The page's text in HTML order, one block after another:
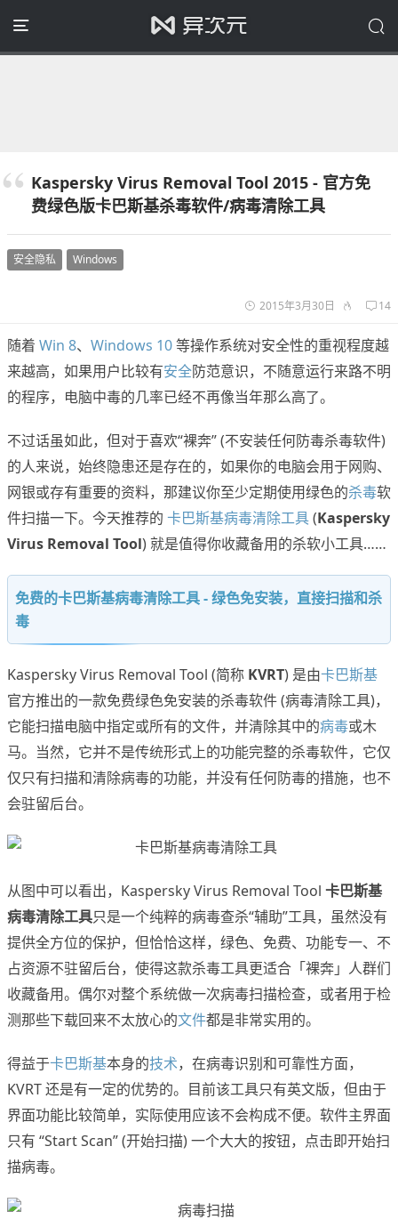
Kaspersky Virus Removal Tool 2015 - 官方免
费绿色版卡巴斯基杀毒软件/病毒清除工具
安全隐私 Windows
2015年3月30日 14
随着 Win 8、 Windows 10等操作系统对安全性的重视程度越
来越高，如果用户比较有安全防范意识，不随意运行来路不明
的程序，电脑中毒的几率已经不再像当年那么高了。
不过话虽如此，但对于喜欢“裸奔” (不安装任何防毒杀毒软件)
的人来说，始终隐患还是存在的，如果你的电脑会用于网购、
网银或存有重要的资料，那建议你至少定期使用绿色的杀毒软
件扫描一下。今天推荐的 卡巴斯基病毒清除工具(Kaspersky
Virus Removal Tool) 就是值得你收藏备用的杀软小工具……
免费的卡巴斯基病毒清除工具 - 绿色免安装，直接扫描和杀
毒
Kaspersky Virus Removal Tool (简称 KVRT) 是由卡巴斯基
官方推出的一款免费绿色免安装的杀毒软件 (病毒清除工具)，
它能扫描电脑中指定或所有的文件，并清除其中的病毒或木
马。当然，它并不是传统形式上的功能完整的杀毒软件，它仅
仅只有扫描和清除病毒的功能，并没有任何防毒的措施，也不
会驻留后台。
从图中可以看出，Kaspersky Virus Removal Tool 卡巴斯基
病毒清除工具只是一个纯粹的病毒查杀“辅助”工具，虽然没有
提供全方位的保护，但恰恰这样，绿色、免费、功能专一、不
占资源不驻留后台，使得这款杀毒工具更适合「裸奔」人群们
收藏备用。偶尔对整个系统做一次病毒扫描检查，或者用于检
测那些下载回来不太放心的文件都是非常实用的。
得益于卡巴斯基本身的技术，在病毒识别和可靠性方面，
KVRT 还是有一定的优势的。目前该工具只有英文版，但由于
界面功能比较简单，实际使用应该不会构成不便。软件主界面
只有 “Start Scan” (开始扫描) 一个大大的按钮，点击即开始扫
描病毒。